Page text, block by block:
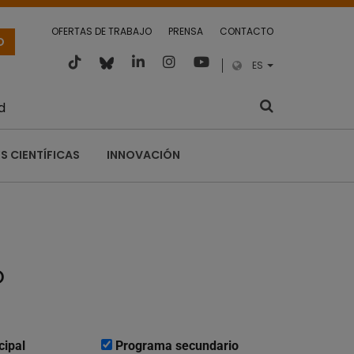
OFERTAS DE TRABAJO PRENSA CONTACTO
ES
CIENTÍFICAS INNOVACIÓN
Programa secundario